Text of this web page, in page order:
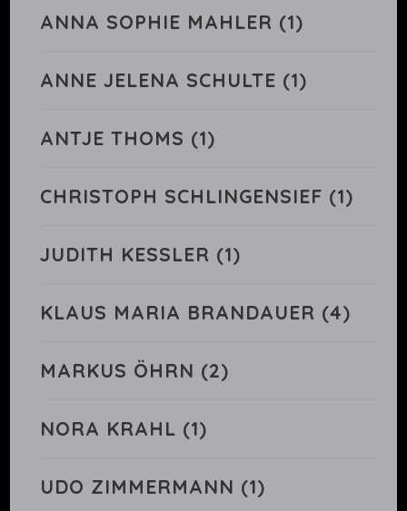
ANNA SOPHIE MAHLER (1)
ANNE JELENA SCHULTE (1)
ANTJE THOMS (1)
CHRISTOPH SCHLINGENSIEF (1)
JUDITH KESSLER (1)
KLAUS MARIA BRANDAUER (4)
MARKUS ÖHRN (2)
NORA KRAHL (1)
UDO ZIMMERMANN (1)